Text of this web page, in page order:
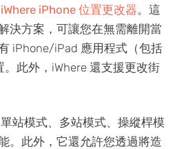
iWhere iPhone 位置更改器。這
決方案，可讓您在無需離開當
iPhone/iPad 應用程式（包括
此外，iWhere 還支援更改街
站模式、多站模式、操縱桿模
。此外，它還允許您透過將造